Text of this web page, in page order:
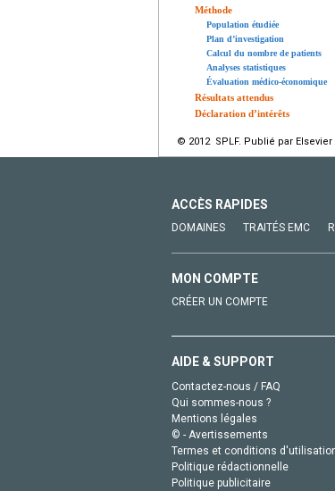
Méthode
Population étudiée
Plan d’investigation
Calcul du nombre de patients
Analyses statistiques
Évaluation médico-économique
Résultats attendus
Déclaration d’intérêts
© 2012 SPLF. Publié par
ACCÈS RAPIDES
DOMAINES TRAITÉS EMC
MON COMPTE
CRÉER UN COMPTE
AIDE & SUPPORT
Contactez-nous / FAQ
Qui sommes-nous ?
Mentions légales
© - Avertissements
Termes et conditions
Politique rédactionnelle
Politique publicitaire